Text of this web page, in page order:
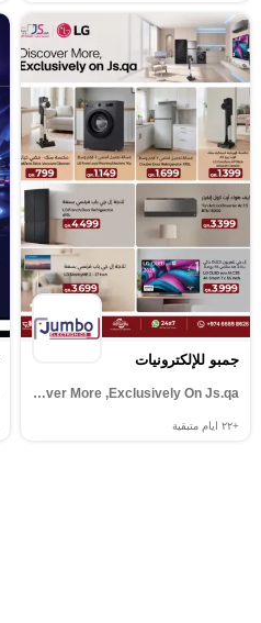
جمبو للإلكترونيات
Discover More ,Exclusively On Js.qa
+٢٢ ايام متبقية